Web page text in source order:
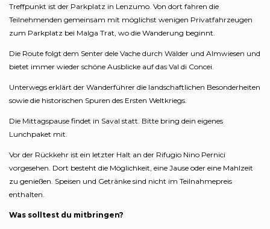
Treffpunkt ist der Parkplatz in Lenzumo. Von dort fahren die
Teilnehmenden gemeinsam mit möglichst wenigen Privatfahrzeugen
zum Parkplatz bei Malga Trat, wo die Wanderung beginnt.
Die Route folgt dem Senter dele Vache durch Wälder und Almwiesen und
bietet immer wieder schöne Ausblicke auf das Val di Concei.
Unterwegs erklärt der Wanderführer die landschaftlichen Besonderheiten
sowie die historischen Spuren des Ersten Weltkriegs.
Die Mittagspause findet in Saval statt. Bitte bring dein eigenes
Lunchpaket mit.
Vor der Rückkehr ist ein letzter Halt an der Rifugio Nino Pernici
vorgesehen. Dort besteht die Möglichkeit, eine Jause oder eine Mahlzeit
zu genießen. Speisen und Getränke sind nicht im Teilnahmepreis
enthalten.
Was solltest du mitbringen?